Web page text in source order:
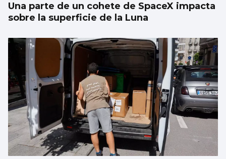
Una parte de un cohete de SpaceX impacta
sobre la superficie de la Luna